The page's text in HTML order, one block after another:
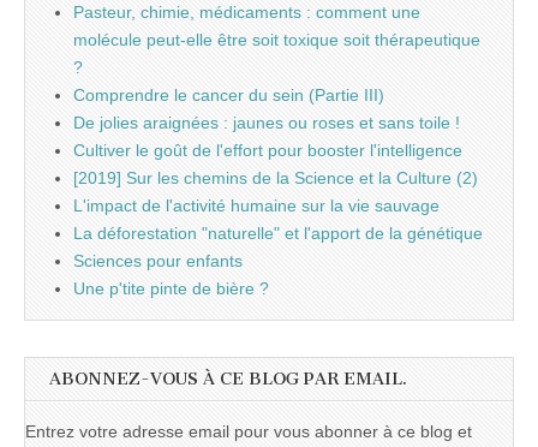
Pasteur, chimie, médicaments : comment une
molécule peut-elle être soit toxique soit thérapeutique
?
Comprendre le cancer du sein (Partie III)
De jolies araignées : jaunes ou roses et sans toile !
Cultiver le goût de l'effort pour booster l'intelligence
[2019] Sur les chemins de la Science et la Culture (2)
L'impact de l'activité humaine sur la vie sauvage
La déforestation "naturelle" et l'apport de la génétique
Sciences pour enfants
Une p'tite pinte de bière ?
ABONNEZ-VOUS À CE BLOG PAR EMAIL.
Entrez votre adresse email pour vous abonner à ce blog et